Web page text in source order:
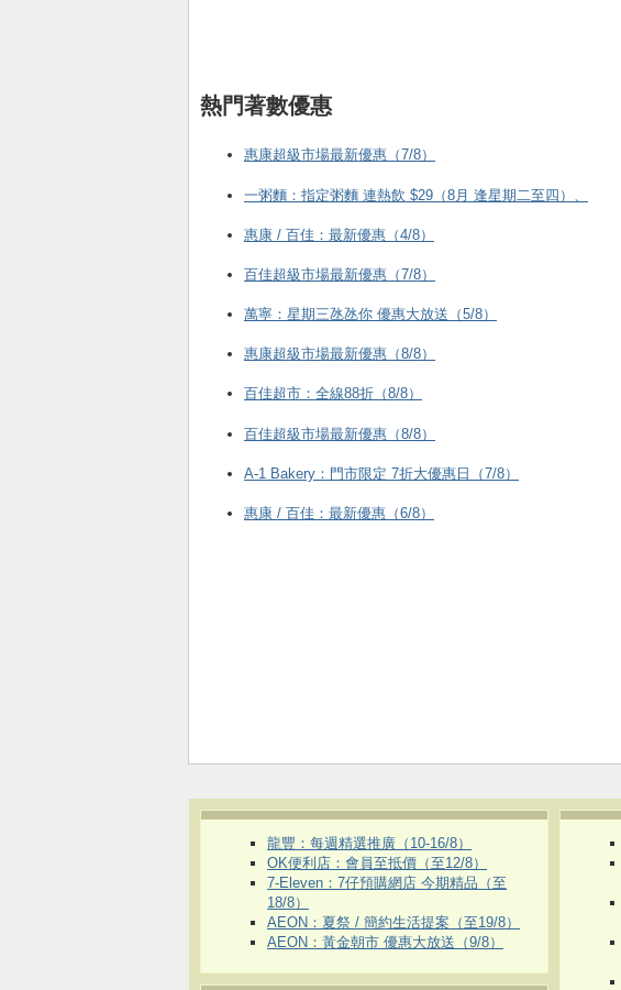
熱門著數優惠
惠康超級市場最新優惠（7/8）
一粥麵：指定粥麵 連熱飲 $29（8月 逢星期二至四）、
惠康 / 百佳：最新優惠（4/8）
百佳超級市場最新優惠（7/8）
萬寧：星期三氹氹你 優惠大放送（5/8）
惠康超級市場最新優惠（8/8）
百佳超市：全線88折（8/8）
百佳超級市場最新優惠（8/8）
A-1 Bakery：門市限定 7折大優惠日（7/8）
惠康 / 百佳：最新優惠（6/8）
龍豐：每週精選推廣（10-16/8）
OK便利店：會員至抵價（至12/8）
7-Eleven：7仔預購網店 今期精品（至
18/8）
AEON：夏祭 / 簡約生活提案（至19/8）
AEON：黃金朝市 優惠大放送（9/8）